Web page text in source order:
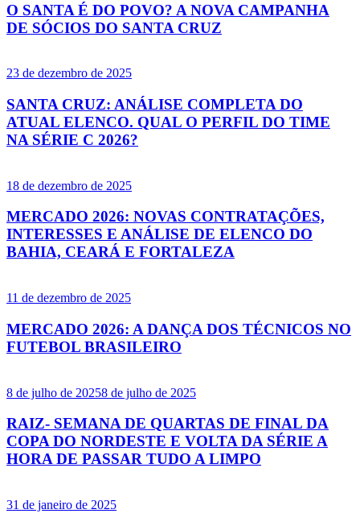
O SANTA É DO POVO? A NOVA CAMPANHA
DE SÓCIOS DO SANTA CRUZ
23 de dezembro de 2025
SANTA CRUZ: ANÁLISE COMPLETA DO
ATUAL ELENCO. QUAL O PERFIL DO TIME
NA SÉRIE C 2026?
18 de dezembro de 2025
MERCADO 2026: NOVAS CONTRATAÇÕES,
INTERESSES E ANÁLISE DE ELENCO DO
BAHIA, CEARÁ E FORTALEZA
11 de dezembro de 2025
MERCADO 2026: A DANÇA DOS TÉCNICOS NO
FUTEBOL BRASILEIRO
8 de julho de 20258 de julho de 2025
RAIZ- SEMANA DE QUARTAS DE FINAL DA
COPA DO NORDESTE E VOLTA DA SÉRIE A
HORA DE PASSAR TUDO A LIMPO
31 de janeiro de 2025